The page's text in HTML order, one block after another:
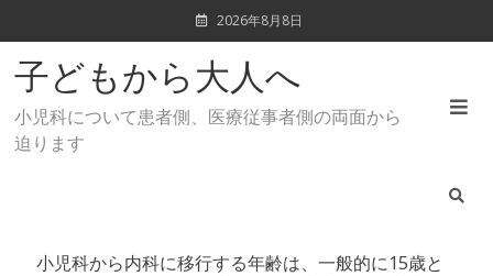
to
content
2026年8月8日
子どもから大人へ
小児科について患者側、医療従事者側の両面から
迫ります
小児科から内科に移行する年齢は、一般的に15歳と